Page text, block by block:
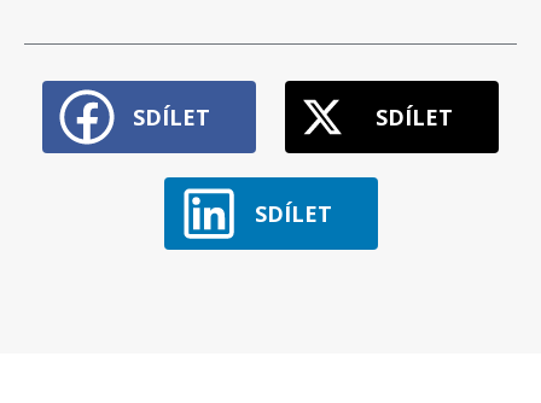
SDÍLET SDÍLET
SDÍLET